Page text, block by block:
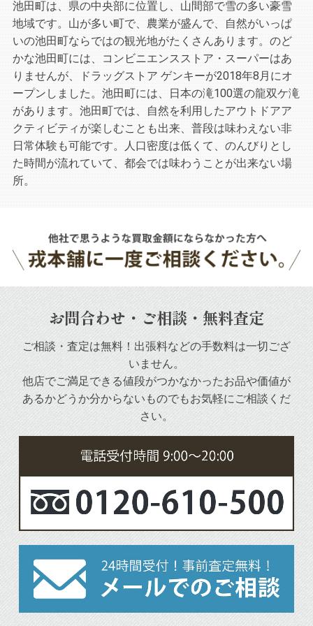
池田町は、県の中央部に位置し、山間部で雪の多い豪雪
地域です。山が多い町で、農業が盛んで、自然がいっぱ
いの池田町ならではの観光地がたくさんあります。のど
かな池田町には、コンビニエンスストア・スーパーはあ
りませんが、ドラッグストア ゲンキーが2018年8月にオ
ープンしました。池田町には、日本の滝100選の龍双ケ滝
があります。池田町では、自然を利用したアウトドアア
クティビティが楽しむことも出来、普段は味わえない非
日常体験も可能です。人口密度は低くて、のんびりとし
た時間が流れていて、都会では味わうことが出来ない場
所。
お問合わせ・ご相談・無料査定
ご相談・査定は無料！出張料などの手数料は一切ござ
いません。
他店でご満足できる値段がつかなかったお品や価値が
あるかどうか分からないものでもお気軽にご相談くだ
さい。